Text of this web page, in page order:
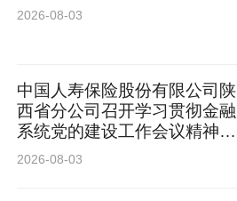
2026-08-03
中国人寿保险股份有限公司陕
西省分公司召开学习贯彻金融
系统党的建设工作会议精神暨
2026年上半年经营管理工作
2026-08-03